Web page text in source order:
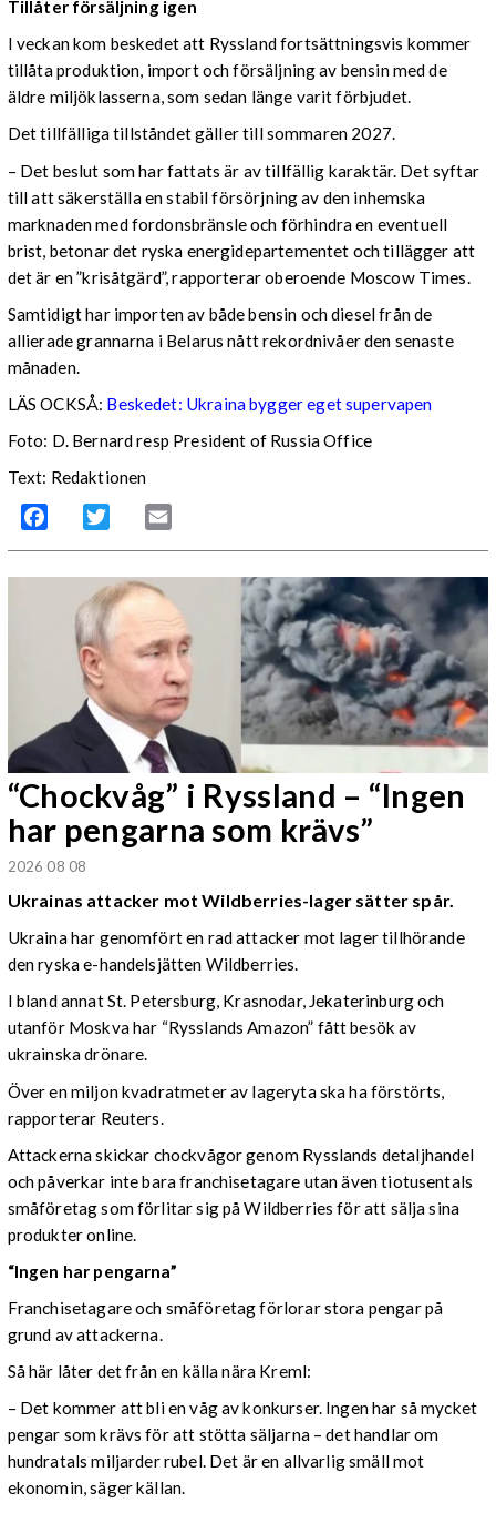
Tillåter försäljning igen
I veckan kom beskedet att Ryssland fortsättningsvis kommer
tillåta produktion, import och försäljning av bensin med de
äldre miljöklasserna, som sedan länge varit förbjudet.
Det tillfälliga tillståndet gäller till sommaren 2027.
– Det beslut som har fattats är av tillfällig karaktär. Det syftar
till att säkerställa en stabil försörjning av den inhemska
marknaden med fordonsbränsle och förhindra en eventuell
brist, betonar det ryska energidepartementet och tillägger att
det är en ”krisåtgärd”, rapporterar oberoende Moscow Times.
Samtidigt har importen av både bensin och diesel från de
allierade grannarna i Belarus nått rekordnivåer den senaste
månaden.
LÄS OCKSÅ: Beskedet: Ukraina bygger eget supervapen
Foto: D. Bernard resp President of Russia Office
Text: Redaktionen
Facebook Twitter
“Chockvåg” i Ryssland – “Ingen
har pengarna som krävs”
2026 08 08
Ukrainas attacker mot Wildberries-lager sätter spår.
Ukraina har genomfört en rad attacker mot lager tillhörande
den ryska e-handelsjätten Wildberries.
I bland annat St. Petersburg, Krasnodar, Jekaterinburg och
utanför Moskva har “Rysslands Amazon” fått besök av
ukrainska drönare.
Över en miljon kvadratmeter av lageryta ska ha förstörts,
rapporterar Reuters.
Attackerna skickar chockvågor genom Rysslands detaljhandel
och påverkar inte bara franchisetagare utan även tiotusentals
småföretag som förlitar sig på Wildberries för att sälja sina
produkter online.
“Ingen har pengarna”
Franchisetagare och småföretag förlorar stora pengar på
grund av attackerna.
Så här låter det från en källa nära Kreml:
– Det kommer att bli en våg av konkurser. Ingen har så mycket
pengar som krävs för att stötta säljarna – det handlar om
hundratals miljarder rubel. Det är en allvarlig smäll mot
ekonomin, säger källan.